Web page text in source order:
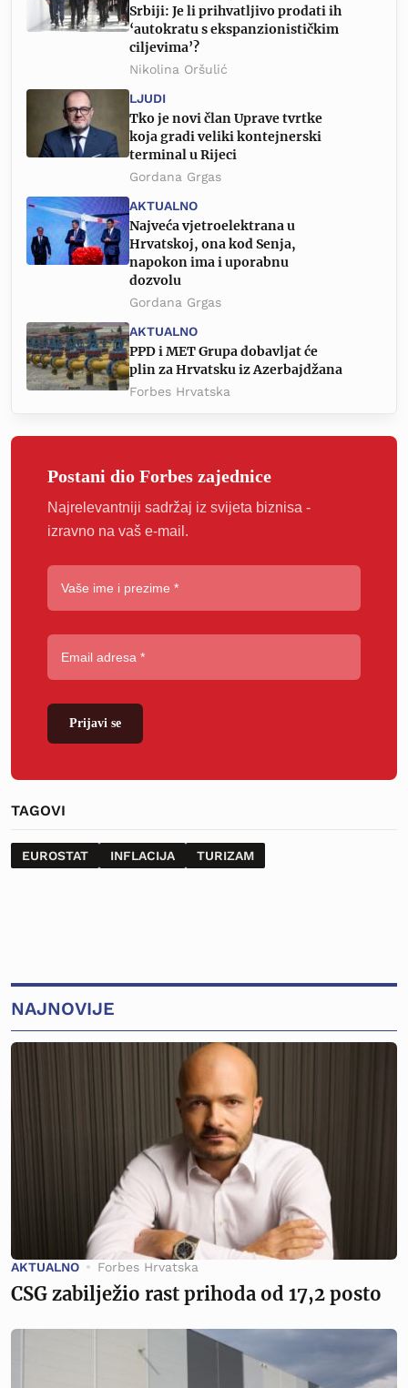
Srbiji: Je li prihvatljivo prodati ih
‘autokratu s ekspanzionističkim
ciljevima’?
Nikolina Oršulić
LJUDI
Tko je novi član Uprave tvrtke
koja gradi veliki kontejnerski
terminal u Rijeci
Gordana Grgas
AKTUALNO
Najveća vjetroelektrana u
Hrvatskoj, ona kod Senja,
napokon ima i uporabnu
dozvolu
Gordana Grgas
AKTUALNO
PPD i MET Grupa dobavljat će
plin za Hrvatsku iz Azerbajdžana
Forbes Hrvatska
Postani dio Forbes zajednice
Najrelevantniji sadržaj iz svijeta biznisa -
izravno na vaš e-mail.
Prijavi se
TAGOVI
EUROSTAT INFLACIJA TURIZAM
NAJNOVIJE
AKTUALNO Forbes Hrvatska
CSG zabilježio rast prihoda od 17,2 posto